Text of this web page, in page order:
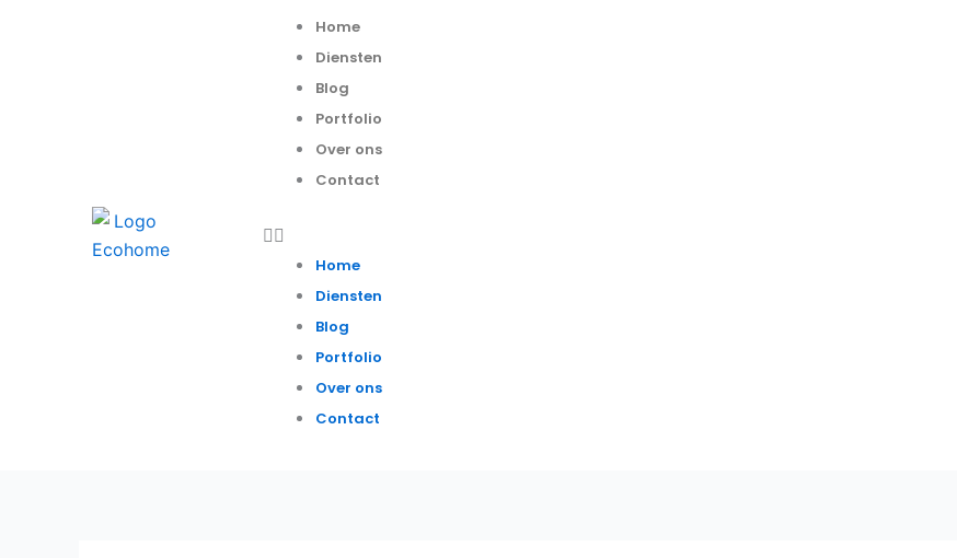
Home
Diensten
Blog
Portfolio
Over ons
Contact
Menu
Home
Diensten
Blog
Portfolio
Over ons
Contact